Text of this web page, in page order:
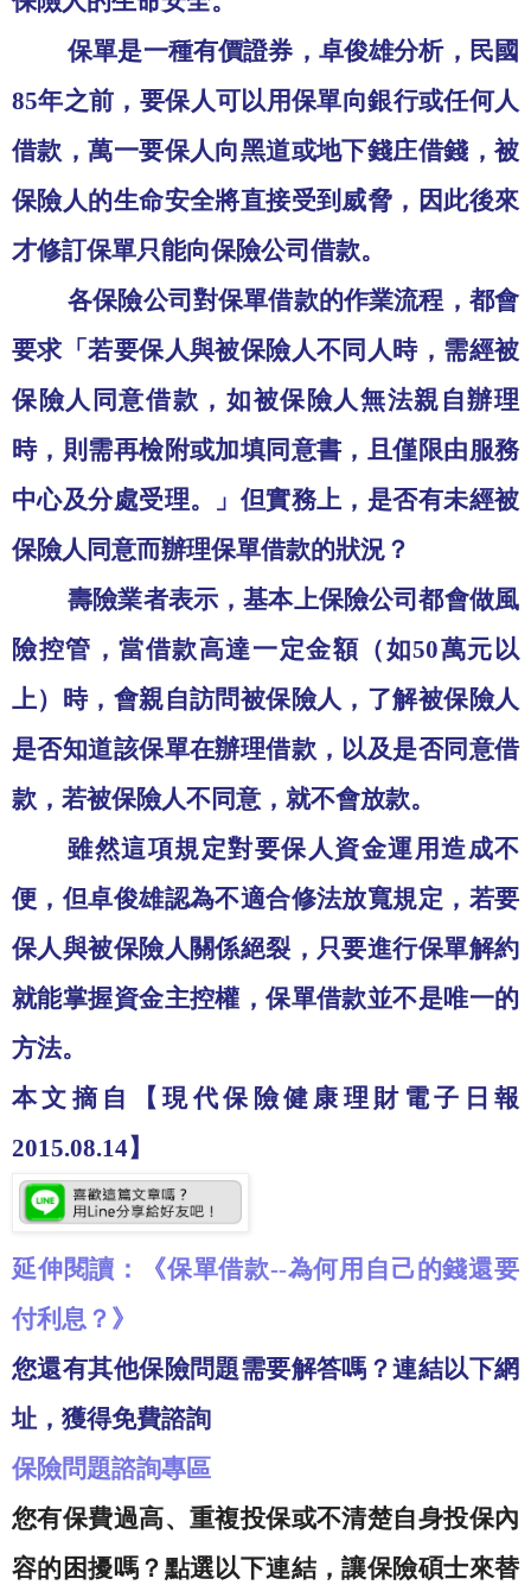
保單是一種有價證券，卓俊雄分析，民國
85年之前，要保人可以用保單向銀行或任何人
借款，萬一要保人向黑道或地下錢庄借錢，被
保險人的生命安全將直接受到威脅，因此後來
才修訂保單只能向保險公司借款。
各保險公司對保單借款的作業流程，都會
要求「若要保人與被保險人不同人時，需經被
保險人同意借款，如被保險人無法親自辦理
時，則需再檢附或加填同意書，且僅限由服務
中心及分處受理。」但實務上，是否有未經被
保險人同意而辦理保單借款的狀況？
壽險業者表示，基本上保險公司都會做風
險控管，當借款高達一定金額（如50萬元以
上）時，會親自訪問被保險人，了解被保險人
是否知道該保單在辦理借款，以及是否同意借
款，若被保險人不同意，就不會放款。
雖然這項規定對要保人資金運用造成不
便，但卓俊雄認為不適合修法放寬規定，若要
保人與被保險人關係絕裂，只要進行保單解約
就能掌握資金主控權，保單借款並不是唯一的
方法。
本文摘自
【現代保險健康理財電子日報
2015.08.14】
延伸閱讀：《保單借款--為何用自己的錢還要
付利息？》
您還有其他保險問題需要解答嗎？連結以下網
址，獲得免費諮詢
保險問題諮詢專區
您有保費過高、重複投保或不清楚自身投保內
容的困擾嗎？點選以下連結，讓保險碩士來替